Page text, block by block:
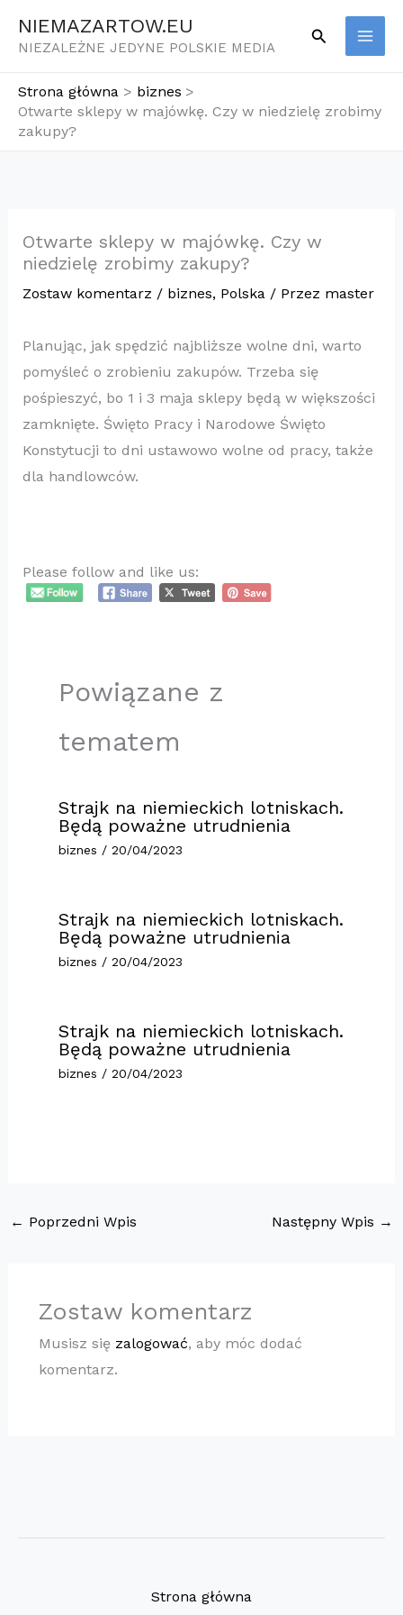
NIEMAZARTOW.EU
NIEZALEŻNE JEDYNE POLSKIE MEDIA
Szukaj
Strona główna
biznes
Otwarte sklepy w majówkę. Czy w niedzielę zrobimy
zakupy?
Otwarte sklepy w majówkę. Czy w
niedzielę zrobimy zakupy?
Zostaw komentarz / biznes, Polska/ Przez master
Planując, jak spędzić najbliższe wolne dni, warto
pomyśleć o zrobieniu zakupów. Trzeba się
pośpieszyć, bo 1 i 3 maja sklepy będą w większości
zamknięte. Święto Pracy i Narodowe Święto
Konstytucji to dni ustawowo wolne od pracy, także
dla handlowców.
Please follow and like us:
Powiązane z
tematem
Strajk na niemieckich lotniskach.
Będą poważne utrudnienia
biznes / 20/04/2023
Strajk na niemieckich lotniskach.
Będą poważne utrudnienia
biznes / 20/04/2023
Strajk na niemieckich lotniskach.
Będą poważne utrudnienia
biznes / 20/04/2023
← Poprzedni Wpis Następny Wpis →
Zostaw komentarz
Musisz się zalogować, aby móc dodać
komentarz.
Strona główna